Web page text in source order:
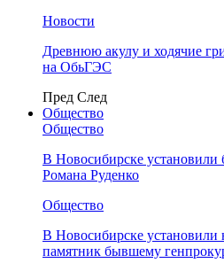
Новости
Древнюю акулу и ходячие
на ОбьГЭС
Пред След
Общество
Общество
В Новосибирске
Романа Руденко
Общество
В Новосибирске установили
памятник бывшему